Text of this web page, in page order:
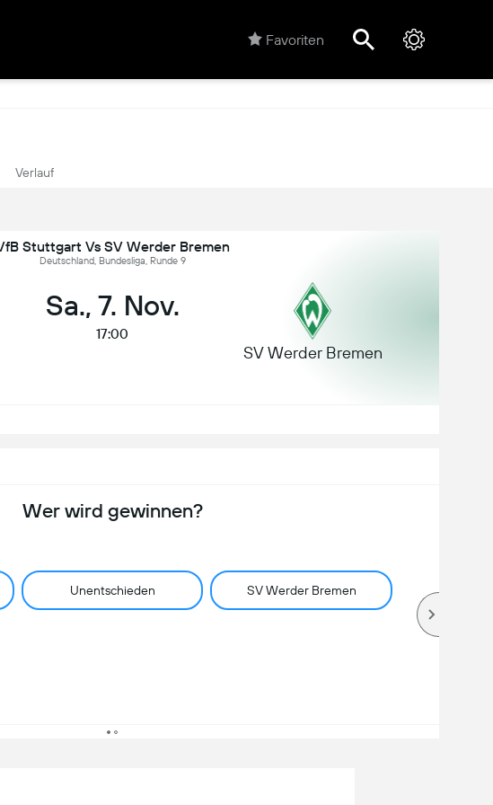
Favoriten
Verlauf
Stuttgart Vs SV Werder Bremen
Deutschland, Bundesliga, Runde 9
Sa., 7. Nov.
17:00
SV Werder Bremen
Wer wird gewinnen?
Unentschieden SV Werder Bremen